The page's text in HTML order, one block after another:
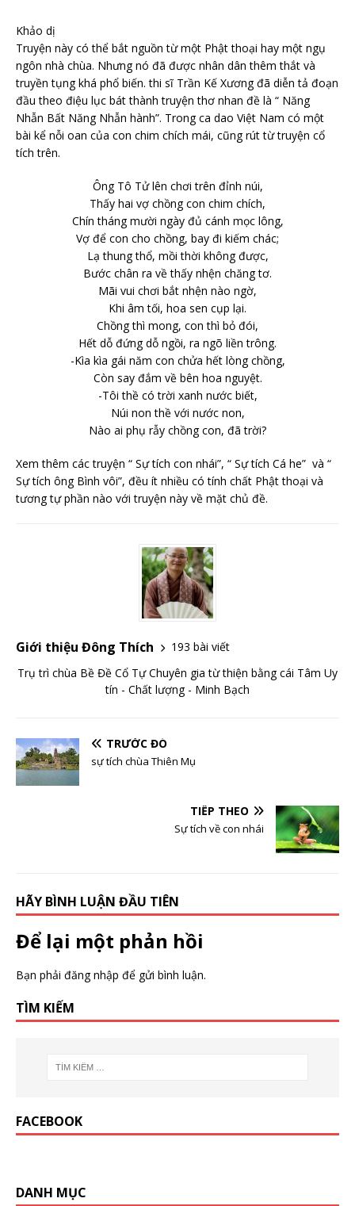
Khảo dị
Truyện này có thể bắt nguồn từ một Phật thoại hay một ngụ
ngôn nhà chùa. Nhưng nó đã được nhân dân thêm thắt và
truyền tụng khá phổ biến. thi sĩ Trần Kế Xương đã diễn tả đoạn
đầu theo điệu lục bát thành truyện thơ nhan đề là “ Năng
Nhẫn Bất Năng Nhẫn hành”. Trong ca dao Việt Nam có một
bài kể nỗi oan của con chim chích mái, cũng rút từ truyện cổ
tích trên.
Ông Tô Tử lên chơi trên đỉnh núi,
Thấy hai vợ chồng con chim chích,
Chín tháng mười ngày đủ cánh mọc lông,
Vợ để con cho chồng, bay đi kiếm chác;
Lạ thung thổ, mồi thời không được,
Bước chân ra về thấy nhện chăng tơ.
Mãi vui chơi bắt nhện nào ngờ,
Khi âm tối, hoa sen cụp lại.
Chồng thì mong, con thì bỏ đói,
Hết dỗ đứng dỗ ngồi, ra ngõ liền trông.
-Kìa kìa gái năm con chửa hết lòng chồng,
Còn say đắm về bên hoa nguyệt.
-Tôi thề có trời xanh nước biết,
Núi non thề với nước non,
Nào ai phụ rẫy chồng con, đã trời?
Xem thêm các truyện “ Sự tích con nhái”, “ Sự tích Cá he” và “
Sự tích ông Bình vôi”, đều ít nhiều có tính chất Phật thoại và
tương tự phần nào với truyện này về mặt chủ đề.
Giới thiệu Đông Thích
193 bài viết
Trụ trì chùa Bề Đề Cổ Tự Chuyên gia từ thiện bằng cái Tâm Uy
tín - Chất lượng - Minh Bạch
TRƯỚC ĐÓ
sự tích chùa Thiên Mụ
TIẾP THEO
Sự tích về con nhái
HÃY BÌNH LUẬN ĐẦU TIÊN
Để lại một phản hồi
Bạn phải đăng nhập để gửi bình luận.
TÌM KIẾM
FACEBOOK
DANH MỤC